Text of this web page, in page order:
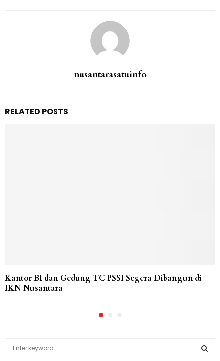
nusantarasatuinfo
RELATED POSTS
Kantor BI dan Gedung TC PSSI Segera Dibangun di
IKN Nusantara